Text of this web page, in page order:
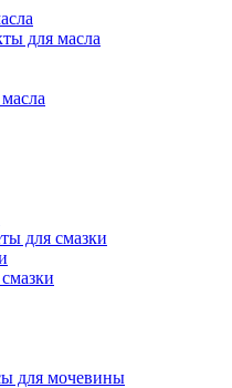
для масла
для смазки
для мочевины